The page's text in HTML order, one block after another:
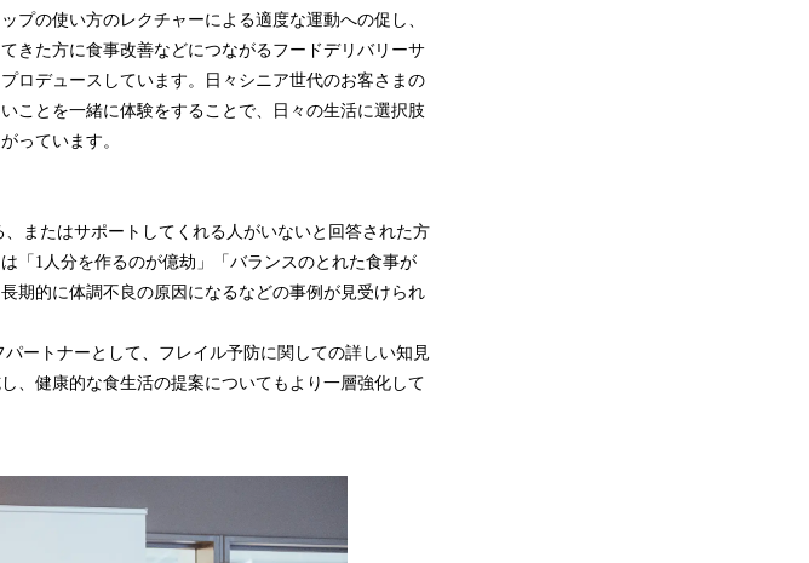
プの使い方のレクチャーによる適度な運動への促し、
きた方に食事改善などにつながるフードデリバリーサ
ロデュースしています。日々シニア世代のお客さまの
ことを一緒に体験をすることで、日々の生活に選択肢
っています。
またはサポートしてくれる人がいないと回答された方
「1人分を作るのが億劫」「バランスのとれた食事が
期的に体調不良の原因になるなどの事例が見受けられ
ートナーとして、フレイル予防に関しての詳しい知見
、健康的な食生活の提案についてもより一層強化して